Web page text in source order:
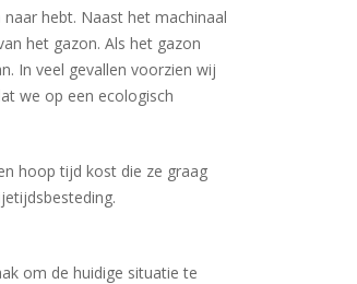
hebt. Naast het machinaal
het gazon. Als het gazon
In veel gevallen voorzien wij
we op een ecologisch
hoop tijd kost die ze graag
om de huidige situatie te